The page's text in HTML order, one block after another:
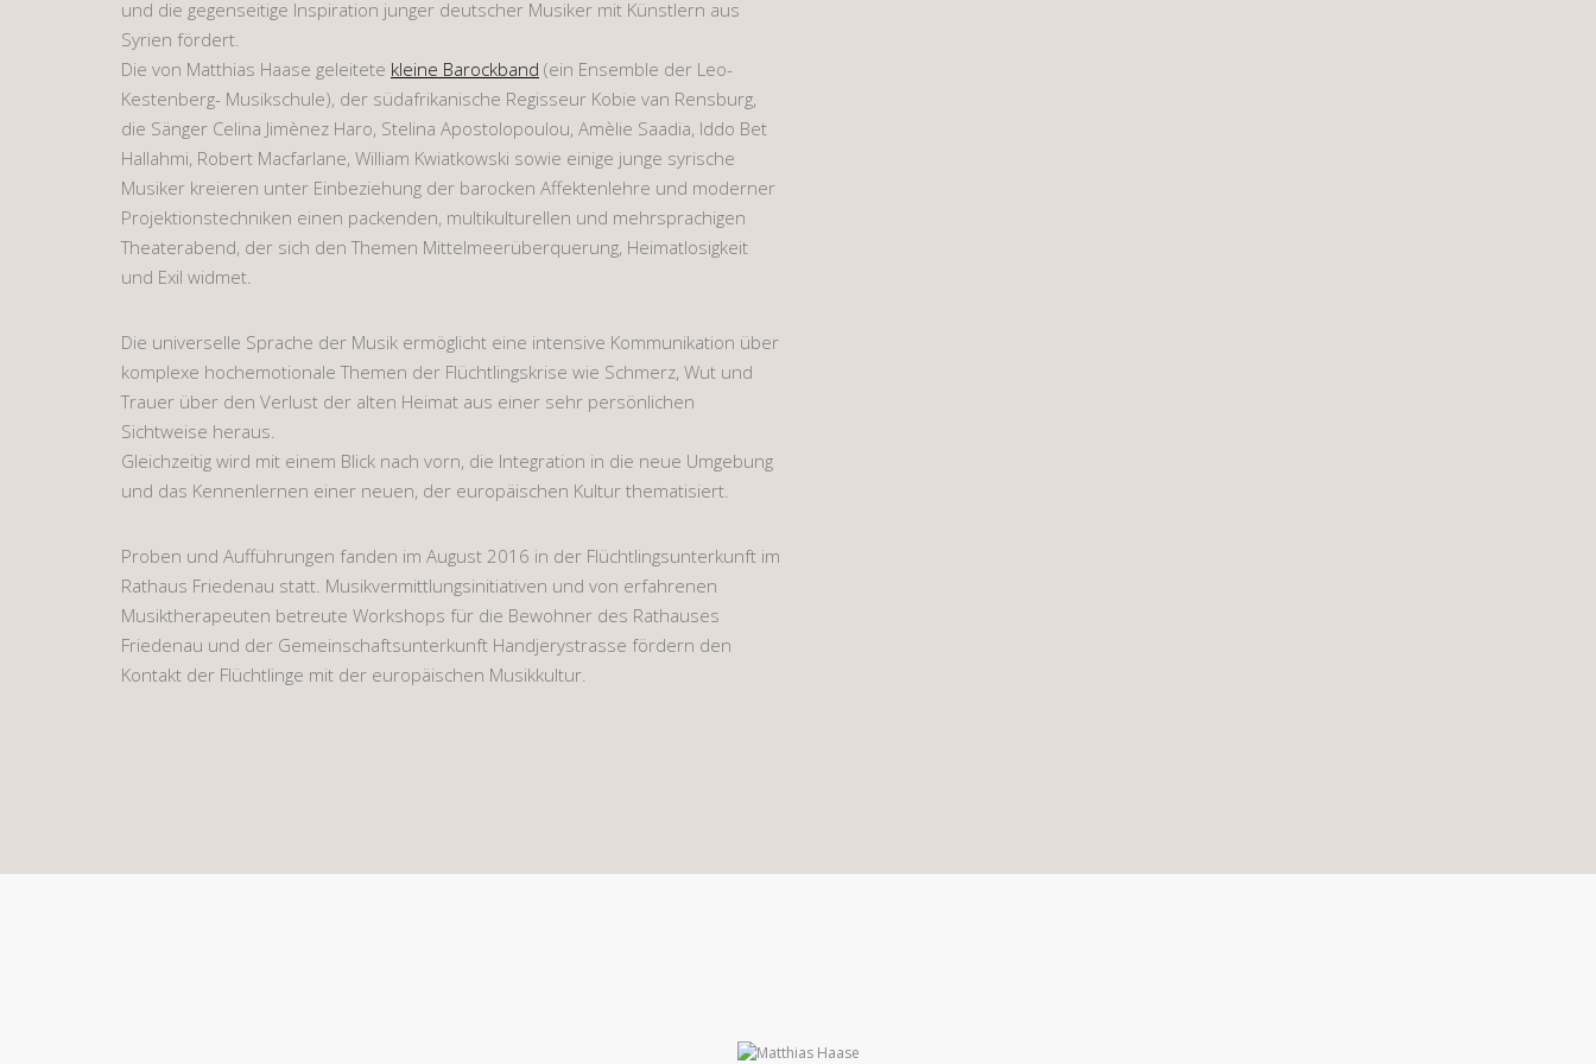
und die gegenseitige Inspiration junger deutscher Musiker mit Künstlern aus
Syrien fördert.
Die von Matthias Haase geleitete kleine Barockband (ein Ensemble der Leo-
Kestenberg- Musikschule), der südafrikanische Regisseur Kobie van Rensburg,
die Sänger Celina Jimènez Haro, Stelina Apostolopoulou, Amèlie Saadia, Iddo Bet
Hallahmi, Robert Macfarlane, William Kwiatkowski sowie einige junge syrische
Musiker kreieren unter Einbeziehung der barocken Affektenlehre und moderner
Projektionstechniken einen packenden, multikulturellen und mehrsprachigen
Theaterabend, der sich den Themen Mittelmeerüberquerung, Heimatlosigkeit
und Exil widmet.
Die universelle Sprache der Musik ermöglicht eine intensive Kommunikation über
komplexe hochemotionale Themen der Flüchtlingskrise wie Schmerz, Wut und
Trauer über den Verlust der alten Heimat aus einer sehr persönlichen
Sichtweise heraus.
Gleichzeitig wird mit einem Blick nach vorn, die Integration in die neue Umgebung
und das Kennenlernen einer neuen, der europäischen Kultur thematisiert.
Proben und Aufführungen fanden im August 2016 in der Flüchtlingsunterkunft im
Rathaus Friedenau statt. Musikvermittlungsinitiativen und von erfahrenen
Musiktherapeuten betreute Workshops für die Bewohner des Rathauses
Friedenau und der Gemeinschaftsunterkunft Handjerystrasse fördern den
Kontakt der Flüchtlinge mit der europäischen Musikkultur.